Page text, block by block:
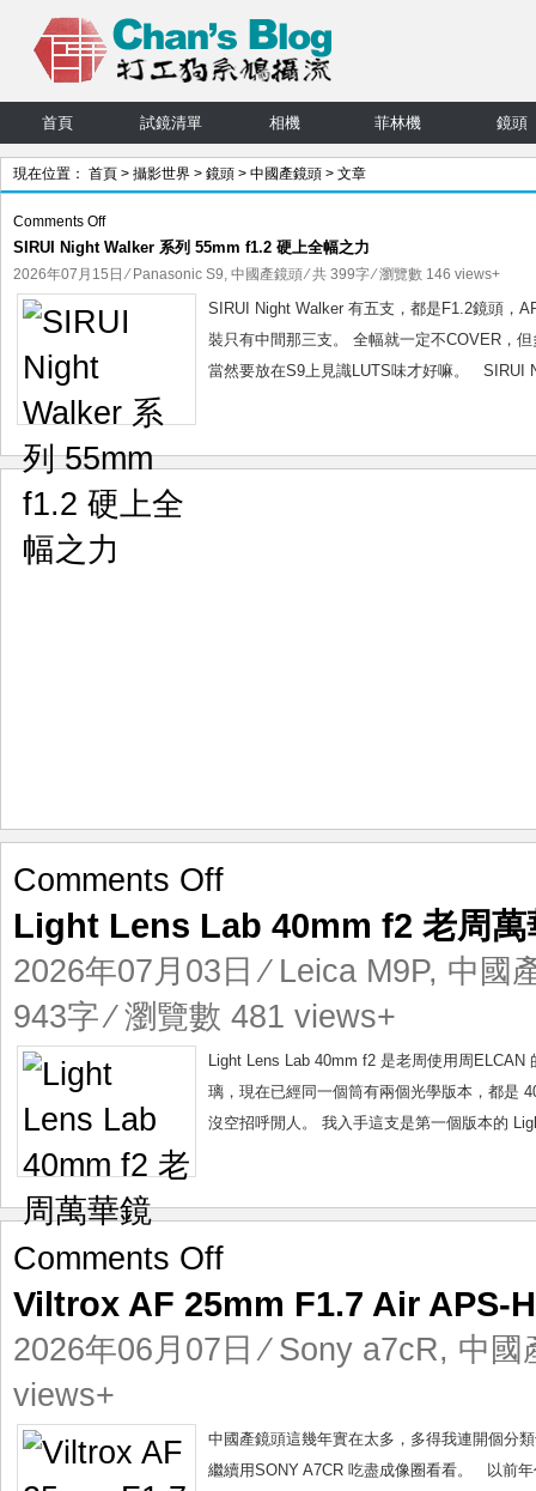
首頁 試鏡清單 相機 菲林機 鏡頭
現在位置： 首頁 > 攝影世界 > 鏡頭 > 中國產鏡頭 > 文章
Comments Offon
SIRUI
Night
Walker
系
f1.2
上
幅
力
SIRUI Night Walker 系列 55mm f1.2 硬上全幅之力
2026年07月15日 ⁄ Panasonic S9, 中國產鏡頭⁄ 共 399字 ⁄ 瀏覽數 146 views+
SIRUI Night Walker 有五支，都是F1.2鏡頭，
裝只有中間那三支。 全幅就一定不COVER，
當然要放在S9上見識LUTS味才好嘛。 SIRUI
Comments Offon
Lens
40mm
老
周
鏡
Light Lens Lab 40mm f2 老周萬
2026年07月03日 ⁄ Leica M9P, 中國
943字 ⁄ 瀏覽數 481 views+
Light Lens Lab 40mm f2 是老周使用周
璃，現在已經同一個筒有兩個光學版本，都是
沒空招呼閒人。 我入手這支是第一個版本的
Comments Offon
AF
F1.7
H
極
Viltrox AF 25mm F1.7 Air APS-
2026年06月07日 ⁄ Sony a7cR, 中國
views+
中國產鏡頭這幾年實在太多，多得我連開個分
繼續用SONY A7CR 吃盡成像圈看看。 以前